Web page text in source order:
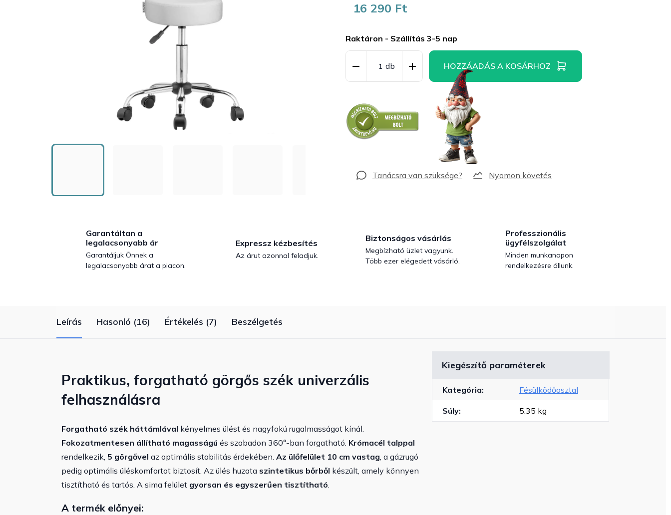
16 290 Ft
Raktáron - Szállítás 3-5 nap
HOZZÁADÁS A KOSÁRHOZ
Nyomon követés
Garantáltan a
legalacsonyabb ár
Garantáljuk Önnek a
legalacsonyabb árat a piacon.
Expressz kézbesítés
Az árut azonnal feladjuk.
Biztonságos vásárlás
Megbízható üzlet vagyunk.
Több ezer elégedett vásárló.
Professzionális
ügyfélszolgálat
Minden munkanapon
rendelkezésre állunk.
Leírás Hasonló (16) Értékelés (7) Beszélgetés
Praktikus, forgatható görgős szék univerzális
felhasználásra
Forgatható szék háttámlával kényelmes ülést és nagyfokú rugalmasságot kínál.
Fokozatmentesen állítható magasságú és szabadon 360°-ban forgatható. Krómacél talppal
rendelkezik, 5 görgővel az optimális stabilitás érdekében. Az ülőfelület 10 cm vastag, a gázrugó
pedig optimális üléskomfortot biztosít. Az ülés huzata szintetikus bőrből készült, amely könnyen
tisztítható és tartós. A sima felület gyorsan és egyszerűen tisztítható.
A termék előnyei:
Kiegészítő paraméterek
Kategória: Fésülködőasztal
Súly: 5.35 kg